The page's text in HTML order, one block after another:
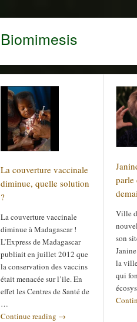
Biomimesis
La couverture vaccinale
diminue, quelle solution
?
La couverture vaccinale
diminue à Madagascar !
L’Express de Madagascar
publiait en juillet 2012 que
la conservation des vaccins
était menacée sur l’ile. En
effet les Centres de Santé de
…
Continue reading →
parle
Ville
son
la
qui